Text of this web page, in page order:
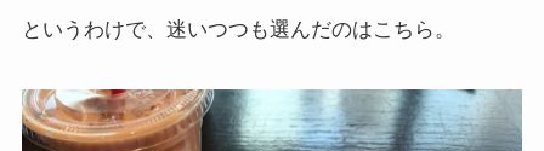
というわけで、迷いつつも選んだのはこちら。